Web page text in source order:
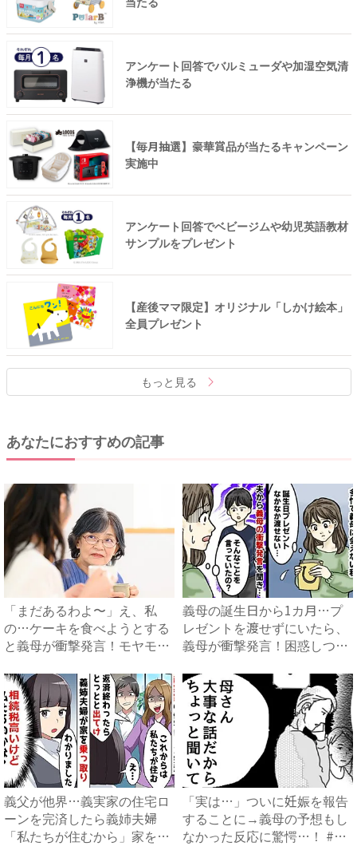
アンケート回答でバルミューダや加湿空気清
浄機が当たる
【毎月抽選】豪華賞品が当たるキャンペーン
実施中
アンケート回答でベビージムや幼児英語教材
サンプルをプレゼント
【産後ママ限定】オリジナル「しかけ絵本」
全員プレゼント
もっと見る
あなたにおすすめの記事
「まだあるわよ〜」え、私
の…ケーキを食べようとする
と義母が衝撃発言！モヤモヤ
義母の誕生日から1カ月…プ
レゼントを渡せずにいたら、
義母が衝撃発言！困惑しつつ
義父が他界…義実家の住宅ロ
ーンを完済したら義姉夫婦
「私たちが住むから」家を乗
「実は…」ついに妊娠を報告
することに→義母の予想もし
なかった反応に驚愕…！ #